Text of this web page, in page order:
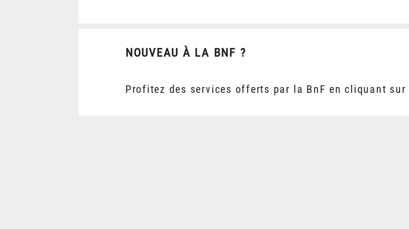
NOUVEAU À LA BNF ?
Profitez des services offerts par la BnF en cliquant sur